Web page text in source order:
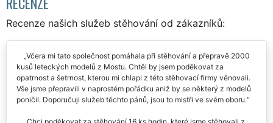
RECENZE
Recenze našich služeb stěhování od zákazníků:
Včera mi tato společnost pomáhala při stěhování a přepravě 2000
kusů leteckých modelů z Mostu. Chtěl by jsem poděkovat za
opatrnost a šetrnost, kterou mi chlapi z této stěhovací firmy věnovali.
Vše jsme přepravili v naprostém pořádku aniž by se některý z modelů